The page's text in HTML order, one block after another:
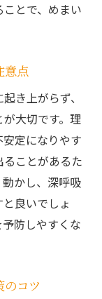
とで、めまい
意点
き上がらず、
大切です。理
定になりやす
ことがあるた
かし、深呼吸
良いでしょ
防しやすくな
のコツ